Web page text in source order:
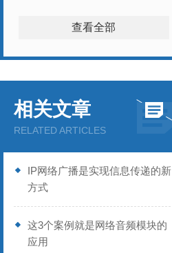
查看全部
相关文章
RELATED ARTICLES
IP网络广播是实现信息传递的新
方式
这3个案例就是网络音频模块的
应用